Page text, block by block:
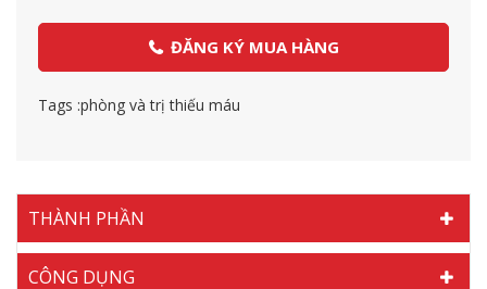
ĐĂNG KÝ MUA HÀNG
Tags :phòng và trị thiếu máu
THÀNH PHẦN
CÔNG DỤNG